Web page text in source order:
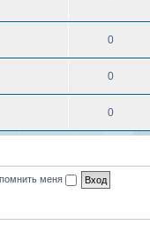
0
0
0
меня